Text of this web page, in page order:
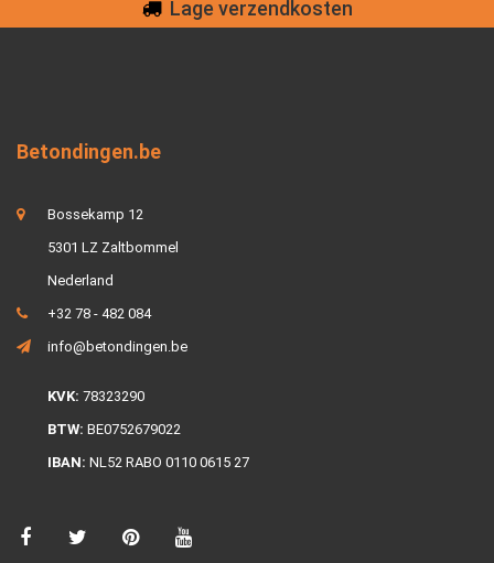
Betondingen.be
Bossekamp 12
5301 LZ Zaltbommel
Nederland
+32 78 - 482 084
info@betondingen.be
KVK: 78323290
BTW: BE0752679022
IBAN: NL52 RABO 0110 0615 27